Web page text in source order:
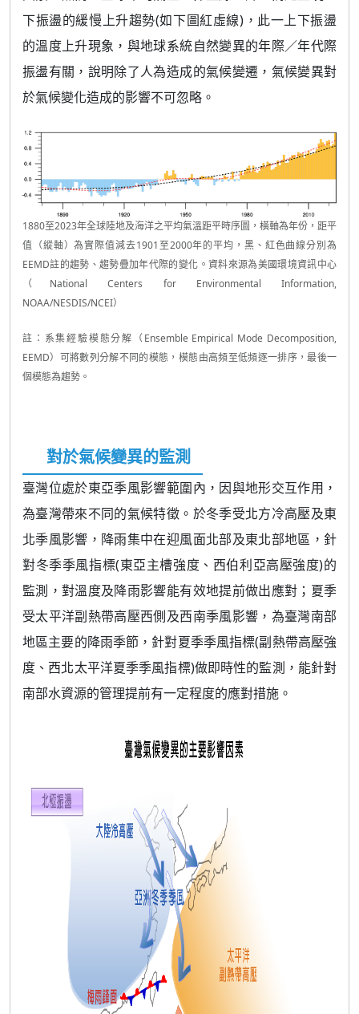
下振盪的緩慢上升趨勢(如下圖紅虛線)，此一上下振盪
的溫度上升現象，與地球系統自然變異的年際／年代際
振盪有關，說明除了人為造成的氣候變遷，氣候變異對
於氣候變化造成的影響不可忽略。​
1880至2023年全球陸地及海洋之平均氣溫距平時序圖，橫軸為年份，距平
值（縱軸）為實際值減去1901至2000年的平均，黑、紅色曲線分別為
EEMD註的趨勢、趨勢疊加年代際的變化。資料來源為美國環境資訊中心
（National Centers for Environmental Information,
NOAA/NESDIS/NCEI）
註：系集經驗模態分解（Ensemble Empirical Mode Decomposition,
EEMD）可將數列分解不同的模態，模態由高頻至低頻逐一排序，最後一
個模態為趨勢。
對於氣候變異的監測
臺灣位處於東亞季風影響範圍內，因與地形交互作用，
為臺灣帶來不同的氣候特徵。於冬季受北方冷高壓及東
北季風影響，降雨集中在迎風面北部及東北部地區，針
對冬季季風指標(東亞主槽強度、西伯利亞高壓強度)的
監測，對溫度及降雨影響能有效地提前做出應對；夏季
受太平洋副熱帶高壓西側及西南季風影響，為臺灣南部
地區主要的降雨季節，針對夏季季風指標(副熱帶高壓強
度、西北太平洋夏季季風指標)做即時性的監測，能針對
南部水資源的管理提前有一定程度的應對措施。